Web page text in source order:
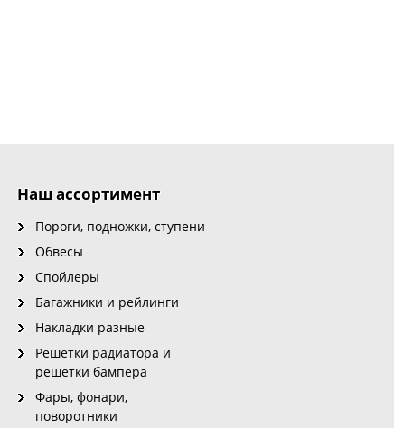
Наш ассортимент
Пороги, подножки, ступени
Обвесы
Спойлеры
Багажники и рейлинги
Накладки разные
Решетки радиатора и
решетки бампера
Фары, фонари,
поворотники